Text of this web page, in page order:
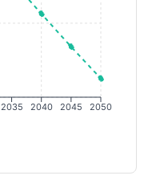
2035 2040 2045 2050